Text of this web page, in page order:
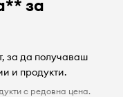
за
за да получаваш
и продукти.
с редовна цена.